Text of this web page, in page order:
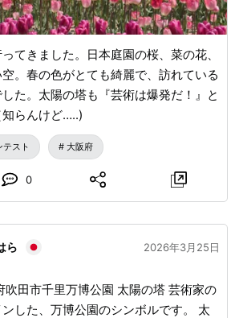
てきました。日本庭園の桜、菜の花、
。春の色がとても綺麗で、訪れている
た。太陽の塔も『芸術は爆発だ！』と
らんけど…..)
テスト 大阪府
0
ら 2026年3月25日
万博公園 太陽の塔 芸術家の
した、万博公園のシンボルです。 太